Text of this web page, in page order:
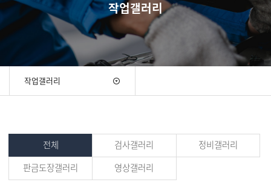
작업갤러리
작업갤러리
전체 검사갤러리
정비갤러리
판금도장갤러리
영상갤러리